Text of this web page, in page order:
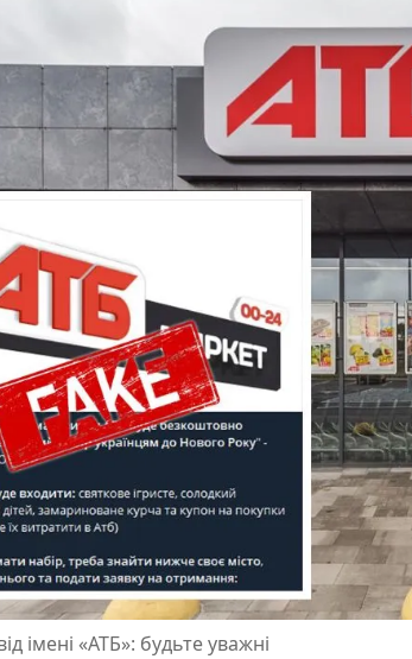
імені «АТБ»: будьте уважні